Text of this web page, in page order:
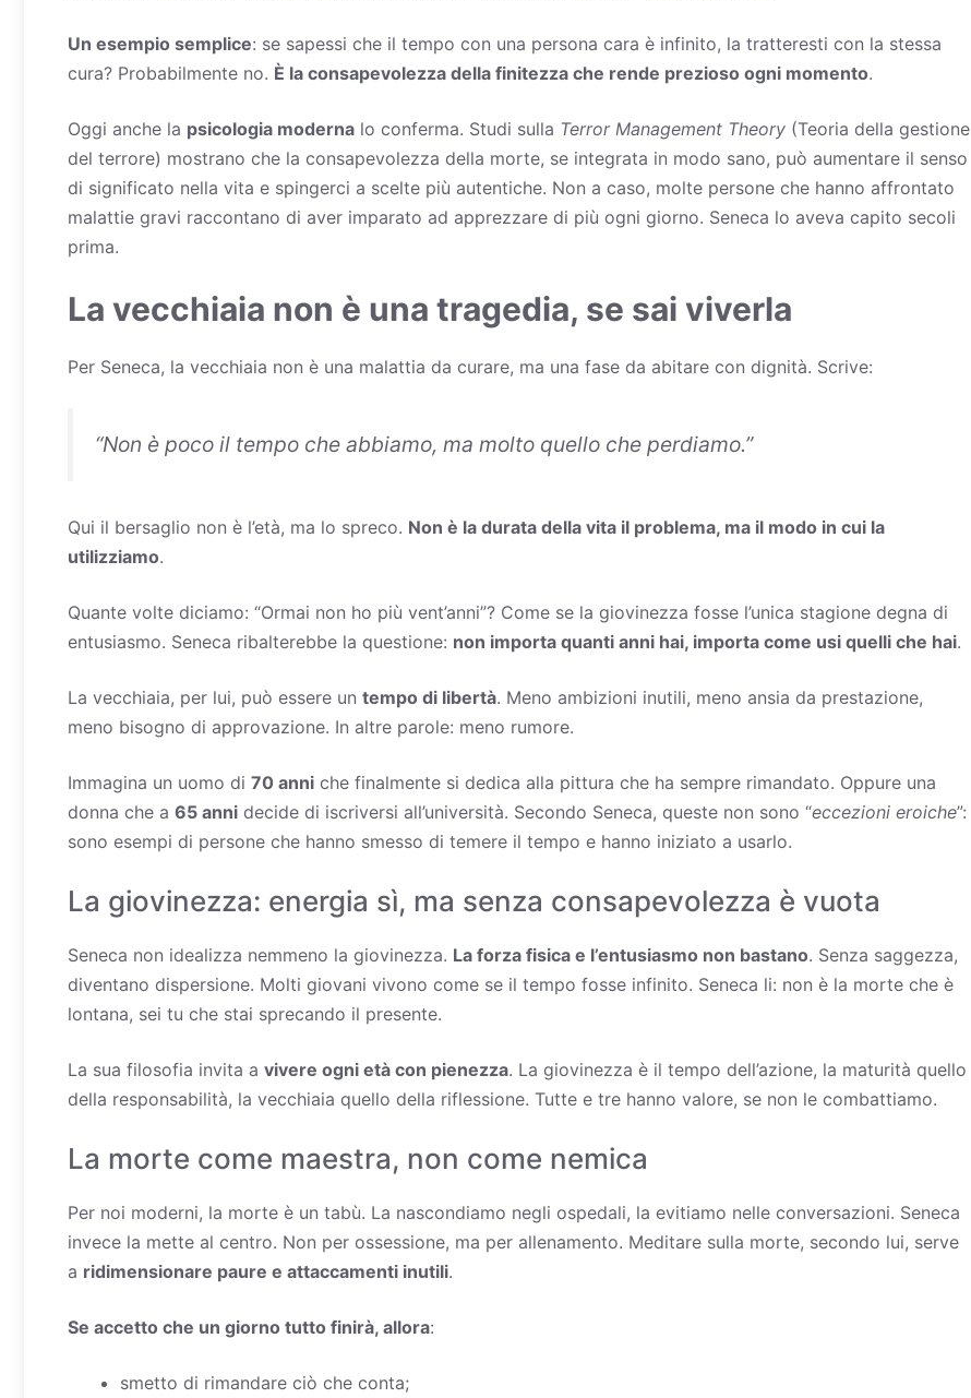
Un esempio semplice: se sapessi che il tempo con una persona cara è infinito, la tratteresti con la stessa
cura? Probabilmente no. È la consapevolezza della finitezza che rende prezioso ogni momento.
Oggi anche la psicologia moderna lo conferma. Studi sulla Terror Management Theory (Teoria della gestione
del terrore) mostrano che la consapevolezza della morte, se integrata in modo sano, può aumentare il senso
di significato nella vita e spingerci a scelte più autentiche. Non a caso, molte persone che hanno affrontato
malattie gravi raccontano di aver imparato ad apprezzare di più ogni giorno. Seneca lo aveva capito secoli
prima.
La vecchiaia non è una tragedia, se sai viverla
Per Seneca, la vecchiaia non è una malattia da curare, ma una fase da abitare con dignità. Scrive:
“Non è poco il tempo che abbiamo, ma molto quello che perdiamo.”
Qui il bersaglio non è l’età, ma lo spreco. Non è la durata della vita il problema, ma il modo in cui la
utilizziamo.
Quante volte diciamo: “Ormai non ho più vent’anni”? Come se la giovinezza fosse l’unica stagione degna di
entusiasmo. Seneca ribalterebbe la questione: non importa quanti anni hai, importa come usi quelli che hai.
La vecchiaia, per lui, può essere un tempo di libertà. Meno ambizioni inutili, meno ansia da prestazione,
meno bisogno di approvazione. In altre parole: meno rumore.
Immagina un uomo di 70 anni che finalmente si dedica alla pittura che ha sempre rimandato. Oppure una
donna che a 65 anni decide di iscriversi all’università. Secondo Seneca, queste non sono “eccezioni eroiche”:
sono esempi di persone che hanno smesso di temere il tempo e hanno iniziato a usarlo.
La giovinezza: energia sì, ma senza consapevolezza è vuota
Seneca non idealizza nemmeno la giovinezza. La forza fisica e l’entusiasmo non bastano. Senza saggezza,
diventano dispersione. Molti giovani vivono come se il tempo fosse infinito. Seneca li: non è la morte che è
lontana, sei tu che stai sprecando il presente.
La sua filosofia invita a vivere ogni età con pienezza. La giovinezza è il tempo dell’azione, la maturità quello
della responsabilità, la vecchiaia quello della riflessione. Tutte e tre hanno valore, se non le combattiamo.
La morte come maestra, non come nemica
Per noi moderni, la morte è un tabù. La nascondiamo negli ospedali, la evitiamo nelle conversazioni. Seneca
invece la mette al centro. Non per ossessione, ma per allenamento. Meditare sulla morte, secondo lui, serve
a ridimensionare paure e attaccamenti inutili.
Se accetto che un giorno tutto finirà, allora:
smetto di rimandare ciò che conta;